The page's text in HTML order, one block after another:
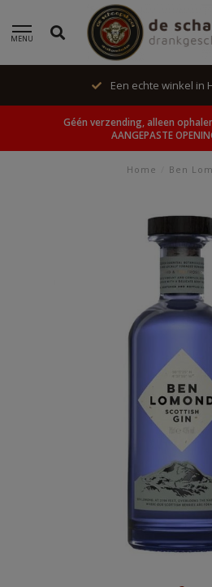
MENU
Een echte winkel in
Géén verzending, alleen ophalen
AANGEPASTE
Home Ben